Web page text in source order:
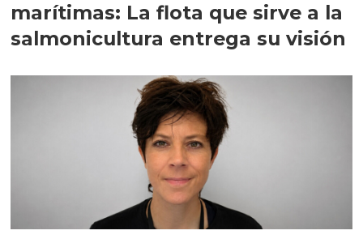
marítimas: La flota que sirve a la
salmonicultura entrega su visión